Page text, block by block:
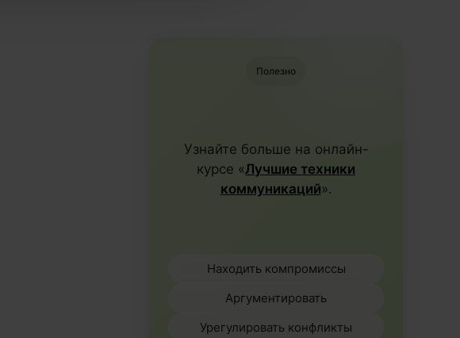
Полезно
Узнайте больше на онлайн-
курсе «Лучшие техники
коммуникаций».
Находить компромиссы
Аргументировать
Урегулировать конфликты